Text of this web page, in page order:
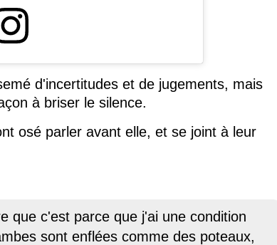
d'incertitudes et de jugements, mais
à briser le silence.
osé parler avant elle, et se joint à leur
que c'est parce que j'ai une condition
sont enflées comme des poteaux,